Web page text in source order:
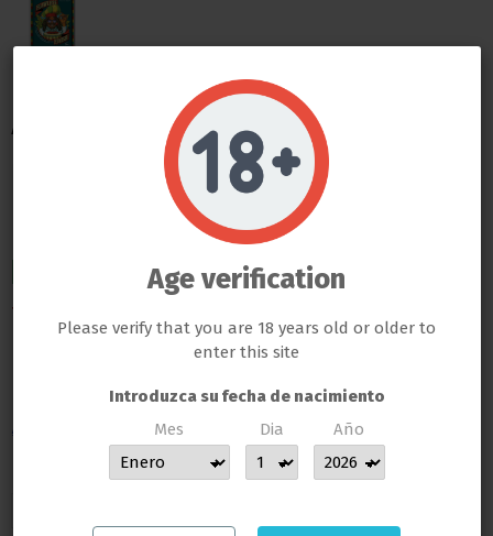
Advanced Nutrients
Potenciador de Sabor
Flawless Finish
13,23 €
Advanced Nutrients Flawless Finish
Age verification
Please verify that you are 18 years old or older to
enter this site
Introduzca su fecha de nacimiento
Mes
Dia Año
LLAMAS GROW NO VENDE ABSOLUTAMENTE NINGÚN PRODUCTO QUE ESTE FUERA DE LA LEY
TODOS LOS PRODUCTOS QUE SE VENDEN EN ESTA WEB SON EXCLUSIVAMENTE PARA LA HORTICULTURA
PROFESIONAL
GERMINAR NI CULTIVAR, SI ALGÚN CLIENTE DE LLAMAS GROW NO RESPETA LA LEY SERÁ BAJO SU
RESPONSABILIDAD
MUCHAS GRACIAS POR CONFIAR EN LLAMAS GROW